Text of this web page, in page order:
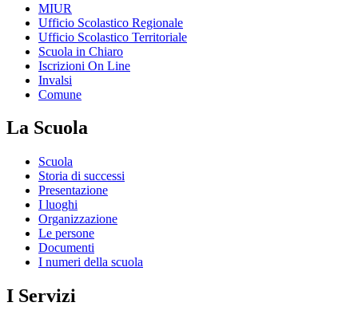
MIUR
Ufficio Scolastico Regionale
Ufficio Scolastico Territoriale
Scuola in Chiaro
Iscrizioni On Line
Invalsi
Comune
La Scuola
Scuola
Storia di successi
Presentazione
I luoghi
Organizzazione
Le persone
Documenti
I numeri della scuola
I Servizi